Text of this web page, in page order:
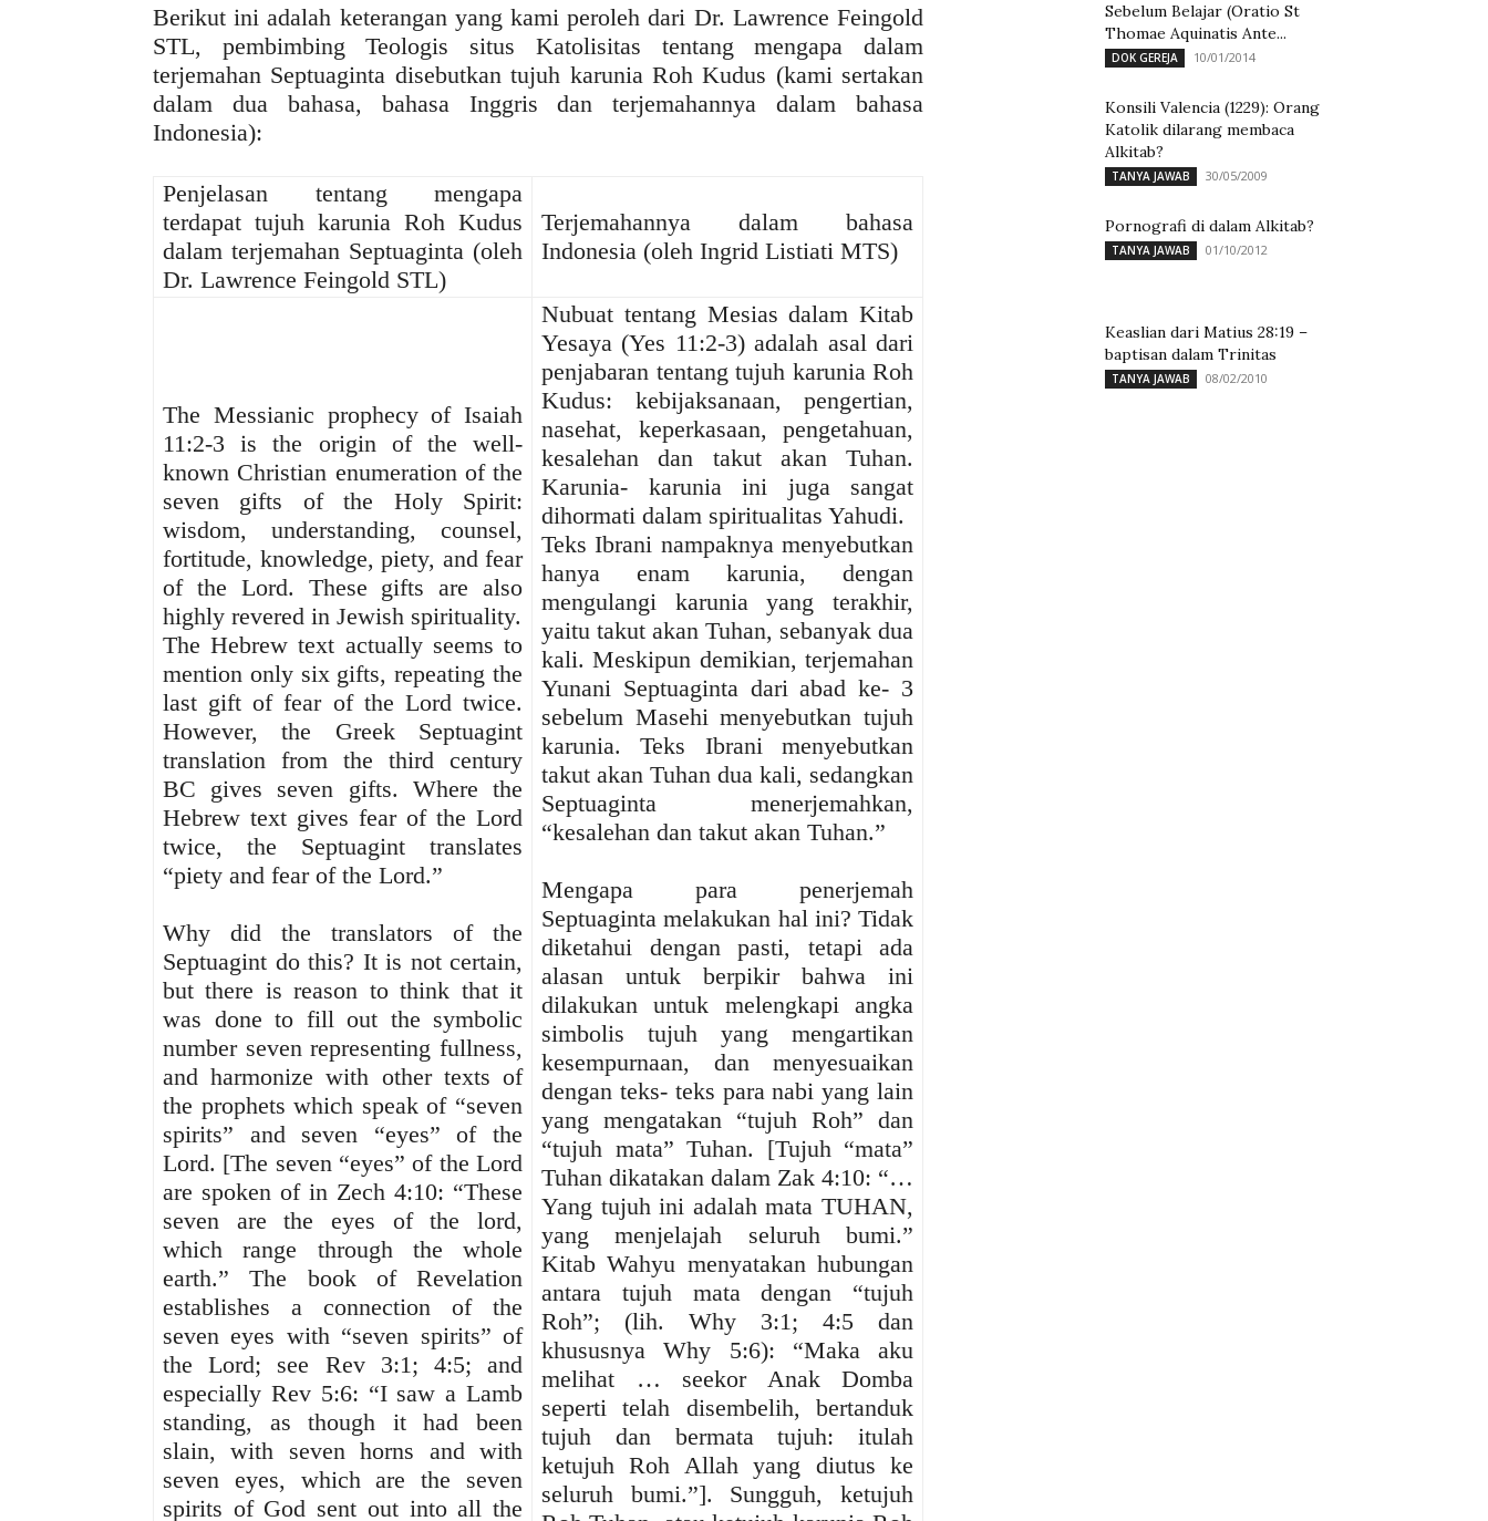
Berikut ini adalah keterangan yang kami peroleh dari Dr. Lawrence Feingold
STL, pembimbing Teologis situs Katolisitas tentang mengapa dalam
terjemahan Septuaginta disebutkan tujuh karunia Roh Kudus (kami sertakan
dalam dua bahasa, bahasa Inggris dan terjemahannya dalam bahasa
Indonesia):
Penjelasan tentang mengapa
terdapat tujuh karunia Roh Kudus
dalam terjemahan Septuaginta (oleh
Dr. Lawrence Feingold STL)
Terjemahannya dalam bahasa
Indonesia (oleh Ingrid Listiati MTS)
The Messianic prophecy of Isaiah
11:2-3 is the origin of the well-
known Christian enumeration of the
seven gifts of the Holy Spirit:
wisdom, understanding, counsel,
fortitude, knowledge, piety, and fear
of the Lord. These gifts are also
highly revered in Jewish spirituality.
The Hebrew text actually seems to
mention only six gifts, repeating the
last gift of fear of the Lord twice.
However, the Greek Septuagint
translation from the third century
BC gives seven gifts. Where the
Hebrew text gives fear of the Lord
twice, the Septuagint translates
“piety and fear of the Lord.”
Why did the translators of the
Septuagint do this? It is not certain,
but there is reason to think that it
was done to fill out the symbolic
number seven representing fullness,
and harmonize with other texts of
the prophets which speak of “seven
spirits” and seven “eyes” of the
Lord. [The seven “eyes” of the Lord
are spoken of in Zech 4:10: “These
seven are the eyes of the lord,
which range through the whole
earth.” The book of Revelation
establishes a connection of the
seven eyes with “seven spirits” of
the Lord; see Rev 3:1; 4:5; and
especially Rev 5:6: “I saw a Lamb
standing, as though it had been
slain, with seven horns and with
seven eyes, which are the seven
spirits of God sent out into all the
Nubuat tentang Mesias dalam Kitab
Yesaya (Yes 11:2-3) adalah asal dari
penjabaran tentang tujuh karunia Roh
Kudus: kebijaksanaan, pengertian,
nasehat, keperkasaan, pengetahuan,
kesalehan dan takut akan Tuhan.
Karunia- karunia ini juga sangat
dihormati dalam spiritualitas Yahudi.
Teks Ibrani nampaknya menyebutkan
hanya enam karunia, dengan
mengulangi karunia yang terakhir,
yaitu takut akan Tuhan, sebanyak dua
kali. Meskipun demikian, terjemahan
Yunani Septuaginta dari abad ke- 3
sebelum Masehi menyebutkan tujuh
karunia. Teks Ibrani menyebutkan
takut akan Tuhan dua kali, sedangkan
Septuaginta menerjemahkan,
“kesalehan dan takut akan Tuhan.”
Mengapa para penerjemah
Septuaginta melakukan hal ini? Tidak
diketahui dengan pasti, tetapi ada
alasan untuk berpikir bahwa ini
dilakukan untuk melengkapi angka
simbolis tujuh yang mengartikan
kesempurnaan, dan menyesuaikan
dengan teks- teks para nabi yang lain
yang mengatakan “tujuh Roh” dan
“tujuh mata” Tuhan. [Tujuh “mata”
Tuhan dikatakan dalam Zak 4:10: “…
Yang tujuh ini adalah mata TUHAN,
yang menjelajah seluruh bumi.”
Kitab Wahyu menyatakan hubungan
antara tujuh mata dengan “tujuh
Roh”; (lih. Why 3:1; 4:5 dan
khususnya Why 5:6): “Maka aku
melihat … seekor Anak Domba
seperti telah disembelih, bertanduk
tujuh dan bermata tujuh: itulah
ketujuh Roh Allah yang diutus ke
seluruh bumi.”]. Sungguh, ketujuh
Sebelum Belajar (Oratio St
Thomae Aquinatis Ante...
DOK GEREJA 10/01/2014
Konsili Valencia (1229): Orang
Katolik dilarang membaca
Alkitab?
TANYA JAWAB 30/05/2009
Pornografi di dalam Alkitab?
TANYA JAWAB 01/10/2012
Keaslian dari Matius 28:19 –
baptisan dalam Trinitas
TANYA JAWAB 08/02/2010